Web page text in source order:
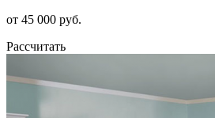
от 45 000 руб.
Рассчитать